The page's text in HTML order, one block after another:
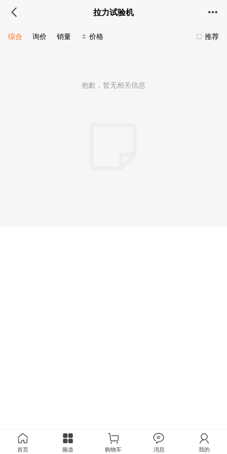
拉力试验机
推荐
综合 询价 销量 价格
抱歉，暂无相关信息
首页 频道 购物车 消息 我的